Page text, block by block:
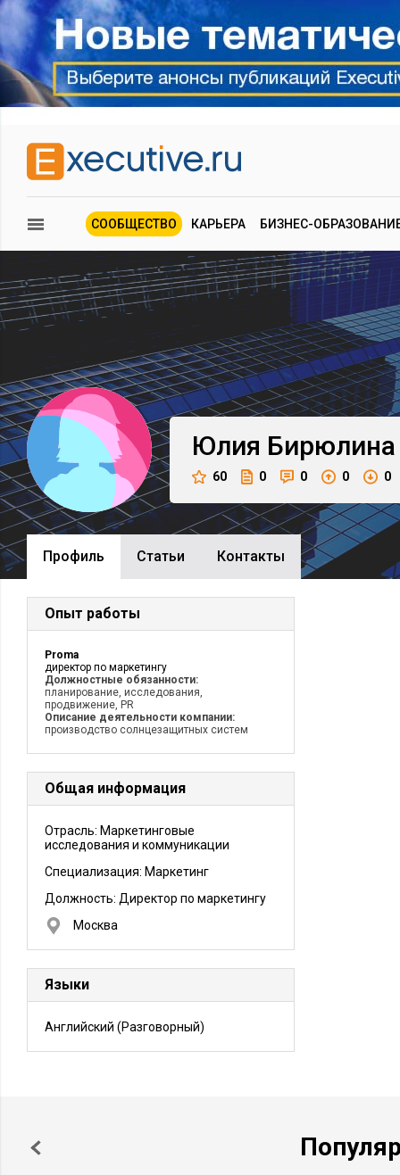
СООБЩЕСТВО КАРЬЕРА БИЗНЕС-
Юлия Бирюлина
60 0 0 0 0
Профиль Cтатьи Контакты
Опыт работы
Proma
директор по маркетингу
Должностные обязанности:
планирование, исследования,
продвижение, PR
Описание деятельности компании:
производство солнцезащитных систем
Общая информация
Отрасль: Маркетинговые
исследования и коммуникации
Специализация: Маркетинг
Должность: Директор по маркетингу
Москва
Языки
Английский (Разговорный)